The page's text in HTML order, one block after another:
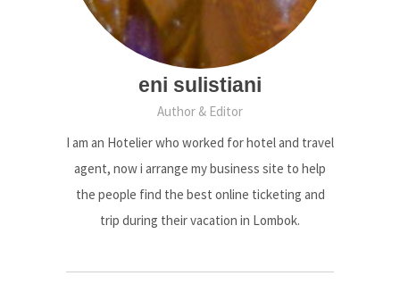
eni sulistiani
Author & Editor
I am an Hotelier who worked for hotel and travel
agent, now i arrange my business site to help
the people find the best online ticketing and
trip during their vacation in Lombok.